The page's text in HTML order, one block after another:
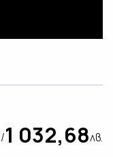
/1 032,68лв.